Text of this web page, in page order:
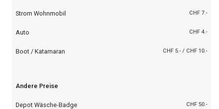
Strom Wohnmobil CHF 7.-
Auto CHF 4.-
Boot / Katamaran CHF 5.- / CHF 10.-
Andere Preise
Depot Wäsche-Badge CHF 50.-